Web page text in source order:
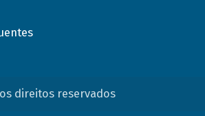
direitos reservados